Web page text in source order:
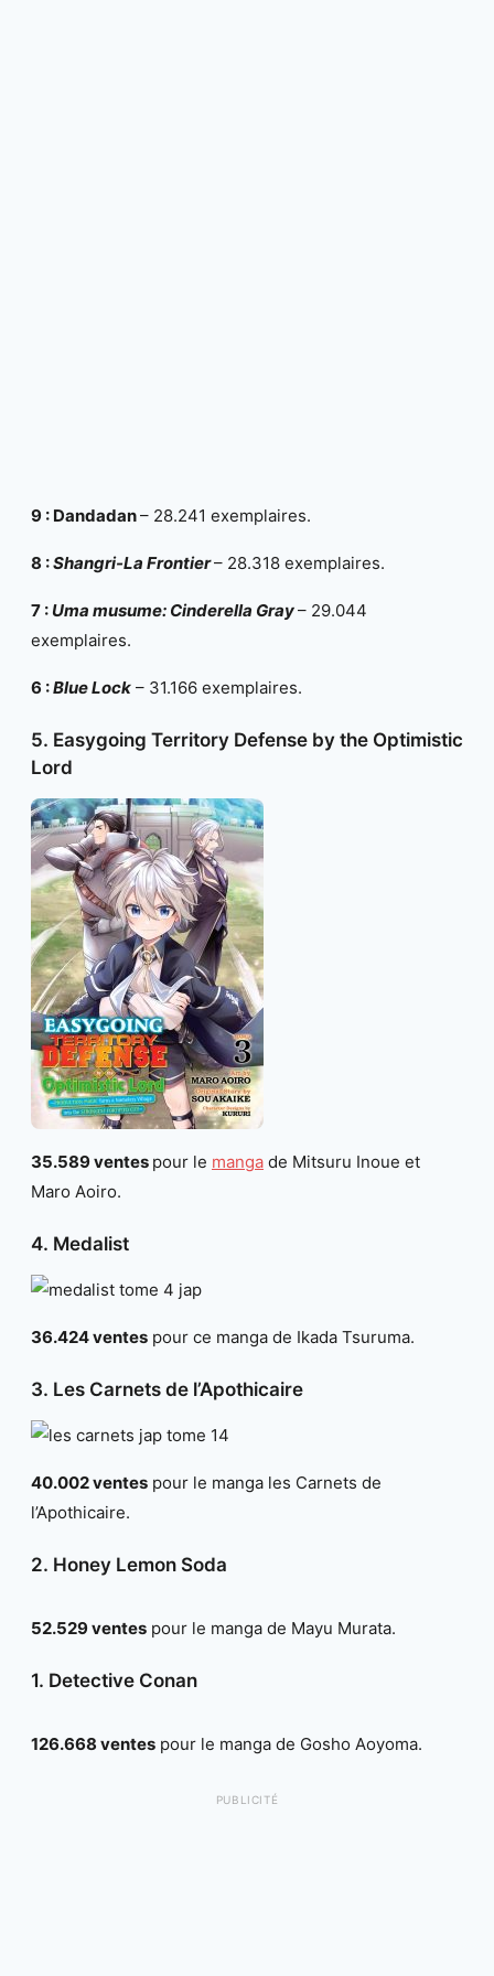
9 : Dandadan– 28.241 exemplaires.
8 :Shangri-La Frontier– 28.318 exemplaires.
7 : Uma musume: Cinderella Gray– 29.044
exemplaires.
6 :Blue Lock – 31.166 exemplaires.
5. Easygoing Territory Defense by the Optimistic
Lord
35.589 ventes pour le manga de Mitsuru Inoue et
Maro Aoiro.
4. Medalist
36.424 ventes pour ce manga de Ikada Tsuruma.
3. Les Carnets de l’Apothicaire
40.002 ventes pour le manga les Carnets de
l’Apothicaire.
2. Honey Lemon Soda
52.529 ventes pour le manga de Mayu Murata.
1. Detective Conan
126.668 ventes pour le manga de Gosho Aoyoma.
PUBLICITÉ